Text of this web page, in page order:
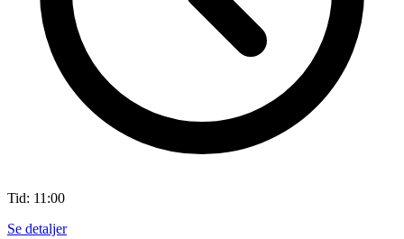
Tid: 11:00
Se detaljer